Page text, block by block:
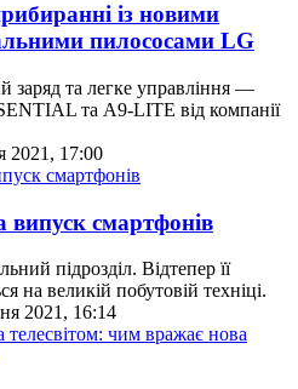
із новими
пилососами LG
заряд та легке управління —
та A9-LITE від компанії
2021, 17:00
випуск смартфонів
підрозділ. Відтепер її
на великій побутовій техніці.
2021, 16:14